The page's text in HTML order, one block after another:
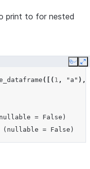
print to for nested
Copy
([( 1 , "a" ),
= False)
= False)